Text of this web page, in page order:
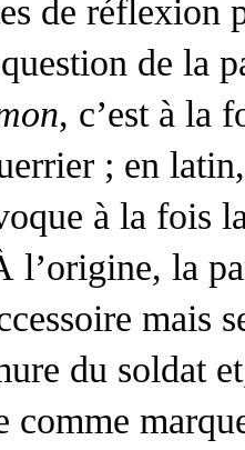
de réflexion
de la
, c’est à la
; en
à la fois
l’origine, la
mais
du soldat
comme